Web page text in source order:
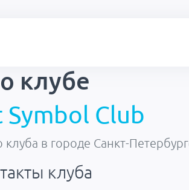
клубе
Symbol Club
в городе Санкт-
клуба